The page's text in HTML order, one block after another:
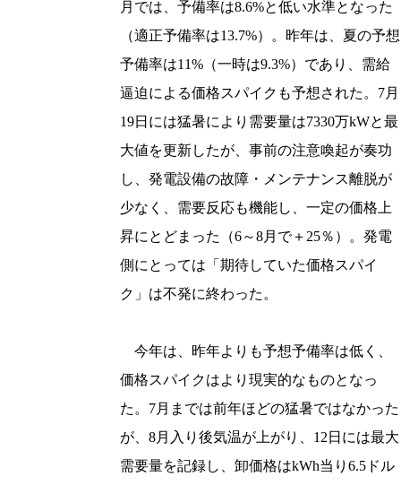
月では、予備率は8.6%と低い水準となった
（適正予備率は13.7%）。昨年は、夏の予想
予備率は11%（一時は9.3%）であり、需給
逼迫による価格スパイクも予想された。7月
19日には猛暑により需要量は7330万kWと最
大値を更新したが、事前の注意喚起が奏功
し、発電設備の故障・メンテナンス離脱が
少なく、需要反応も機能し、一定の価格上
昇にとどまった（6～8月で＋25％）。発電
側にとっては「期待していた価格スパイ
ク」は不発に終わった。
今年は、昨年よりも予想予備率は低く、
価格スパイクはより現実的なものとなっ
た。7月までは前年ほどの猛暑ではなかった
が、8月入り後気温が上がり、12日には最大
需要量を記録し、卸価格はkWh当り6.5ドル